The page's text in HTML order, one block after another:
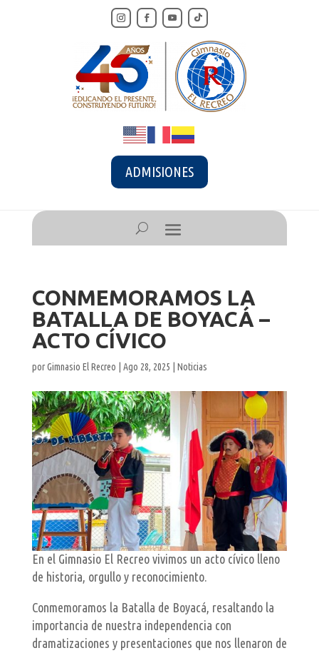
ADMISIONES
CONMEMORAMOS LA
BATALLA DE BOYACÁ –
ACTO CÍVICO
porGimnasio El Recreo Ago 28, 2025 Noticias
En el Gimnasio El Recreo vivimos un acto cívico lleno
de historia, orgullo y reconocimiento.
Conmemoramos la Batalla de Boyacá, resaltando la
importancia de nuestra independencia con
dramatizaciones y presentaciones que nos llenaron de